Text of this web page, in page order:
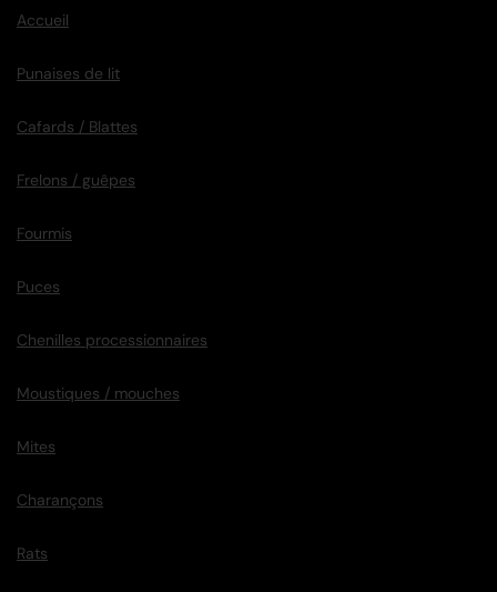
Accueil
Punaises de lit
Cafards / Blattes
Frelons / guêpes
Fourmis
Puces
Chenilles processionnaires
Moustiques / mouches
Mites
Charançons
Rats